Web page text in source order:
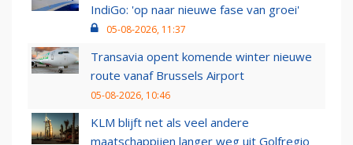
IndiGo: 'op naar nieuwe fase van groei'
05-08-2026, 11:37
Transavia opent komende winter nieuwe
route vanaf Brussels Airport
05-08-2026, 10:46
KLM blijft net als veel andere
maatschappijen langer weg uit Golfregio